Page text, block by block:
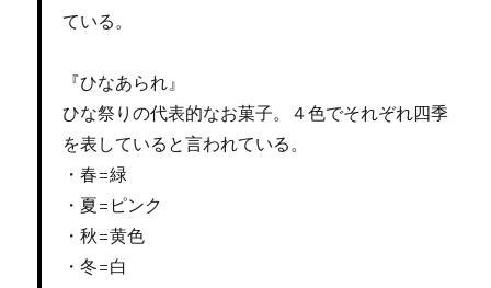
ている。
『ひなあられ』
ひな祭りの代表的なお菓子。４色でそれぞれ四季
を表していると言われている。
・春=緑
・夏=ピンク
・秋=黄色
・冬=白